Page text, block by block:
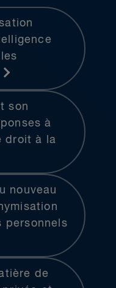
son
à
droit à la
nouveau
personnels
de